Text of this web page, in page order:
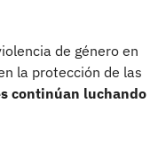
de género en
la protección de las
continúan luchando